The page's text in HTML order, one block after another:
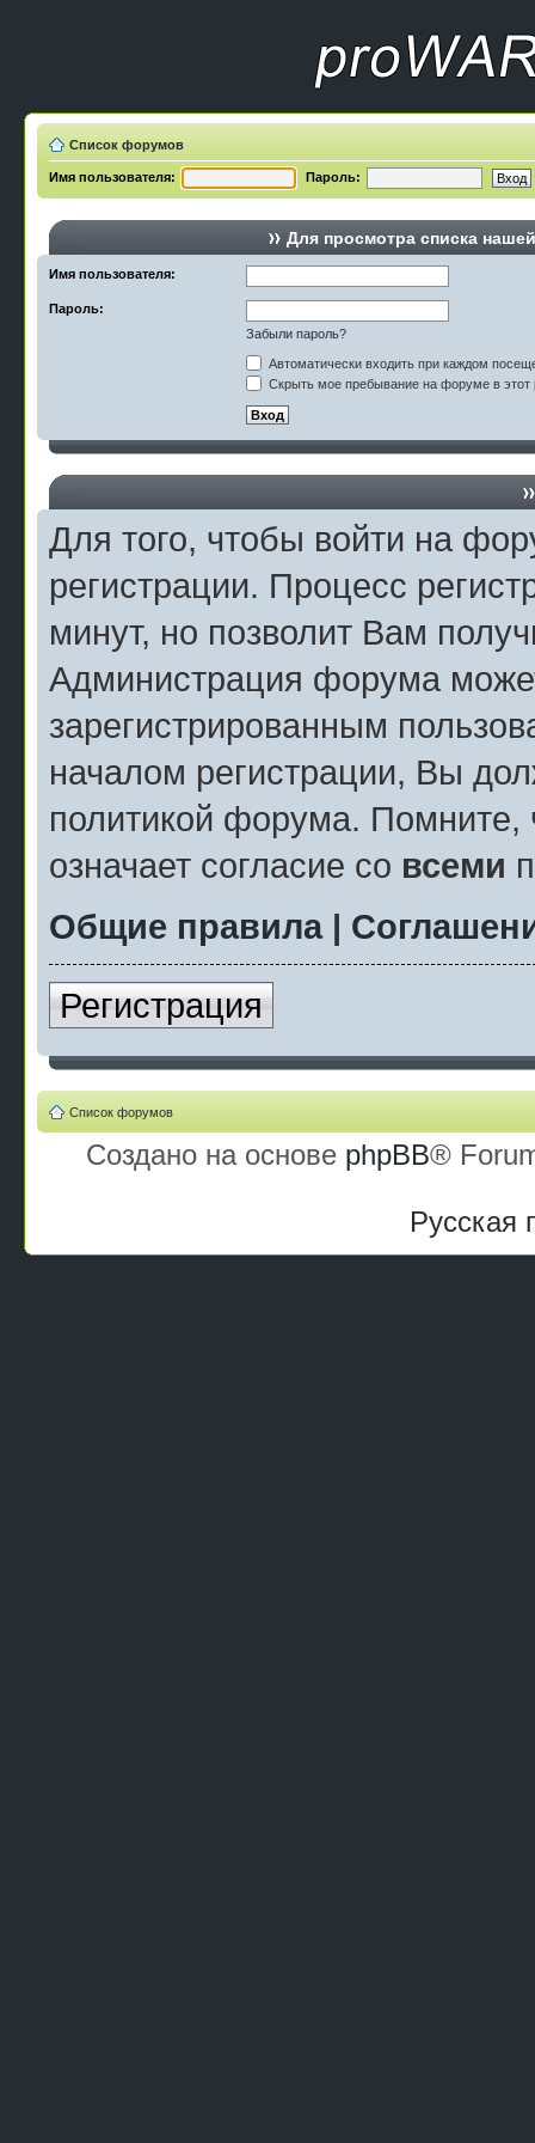
Список форумов
Имя пользователя: Пароль:
Для просмотра списка
Имя пользователя:
Пароль:
Забыли пароль?
Автоматически входить при каждом
Скрыть мое пребывание на форуме в этот
Для того, чтобы войти на
регистрации. Процесс
минут, но позволит Вам
Администрация форума
зарегистрированным
началом регистрации, Вы
политикой форума.
означает согласие со всеми
Общие правила|
Регистрация
Список форумов
Создано на основе phpBB®
Русская